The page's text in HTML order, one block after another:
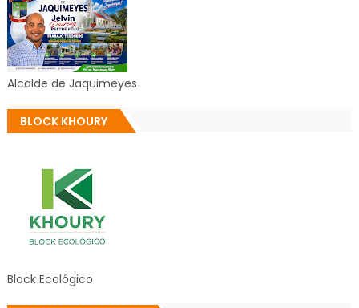
Alcalde de Jaquimeyes
BLOCK KHOURY
Block Ecológico